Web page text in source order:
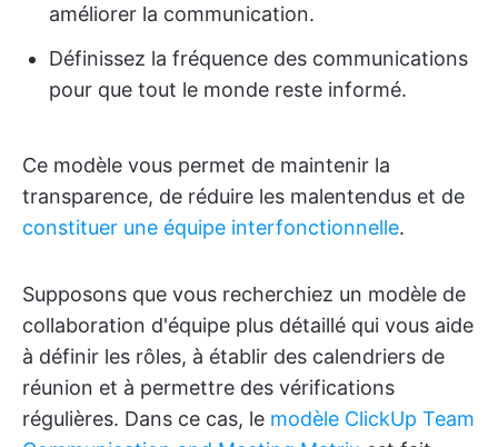
améliorer la communication.
Définissez la fréquence des communications
pour que tout le monde reste informé.
Ce modèle vous permet de maintenir la
transparence, de réduire les malentendus et de
constituer une équipe interfonctionnelle.
Supposons que vous recherchiez un modèle de
collaboration d'équipe plus détaillé qui vous aide
à définir les rôles, à établir des calendriers de
réunion et à permettre des vérifications
régulières. Dans ce cas, le modèle ClickUp Team